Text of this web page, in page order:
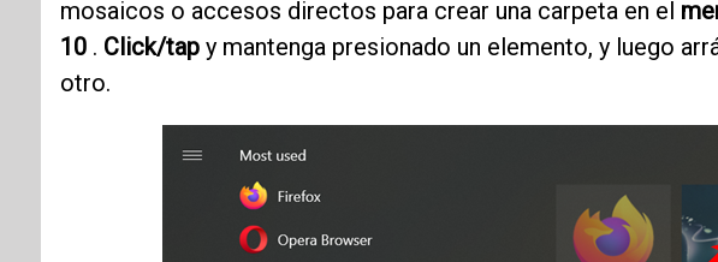
mosaicos o accesos directos para crear una carpeta en el
10. Click/tapy mantenga presionado un elemento, y luego
otro.